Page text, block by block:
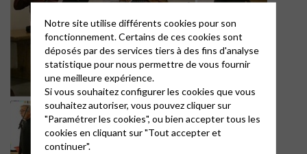
Notre site utilise différents cookies pour son
fonctionnement. Certains de ces cookies sont
déposés par des services tiers à des fins d'analyse
statistique pour nous permettre de vous fournir
une meilleure expérience.
Si vous souhaitez configurer les cookies que vous
souhaitez autoriser, vous pouvez cliquer sur
"Paramétrer les cookies", ou bien accepter tous les
cookies en cliquant sur "Tout accepter et
continuer".